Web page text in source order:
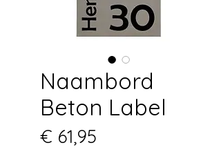
Naambord
Beton Label
€ 61,95